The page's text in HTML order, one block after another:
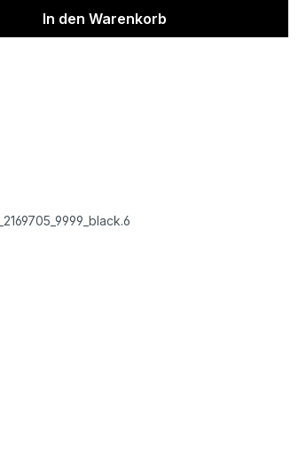
den gewünschten Wert
In den Warenkorb
Pullover black
Rollkragen Pullover taupe melange